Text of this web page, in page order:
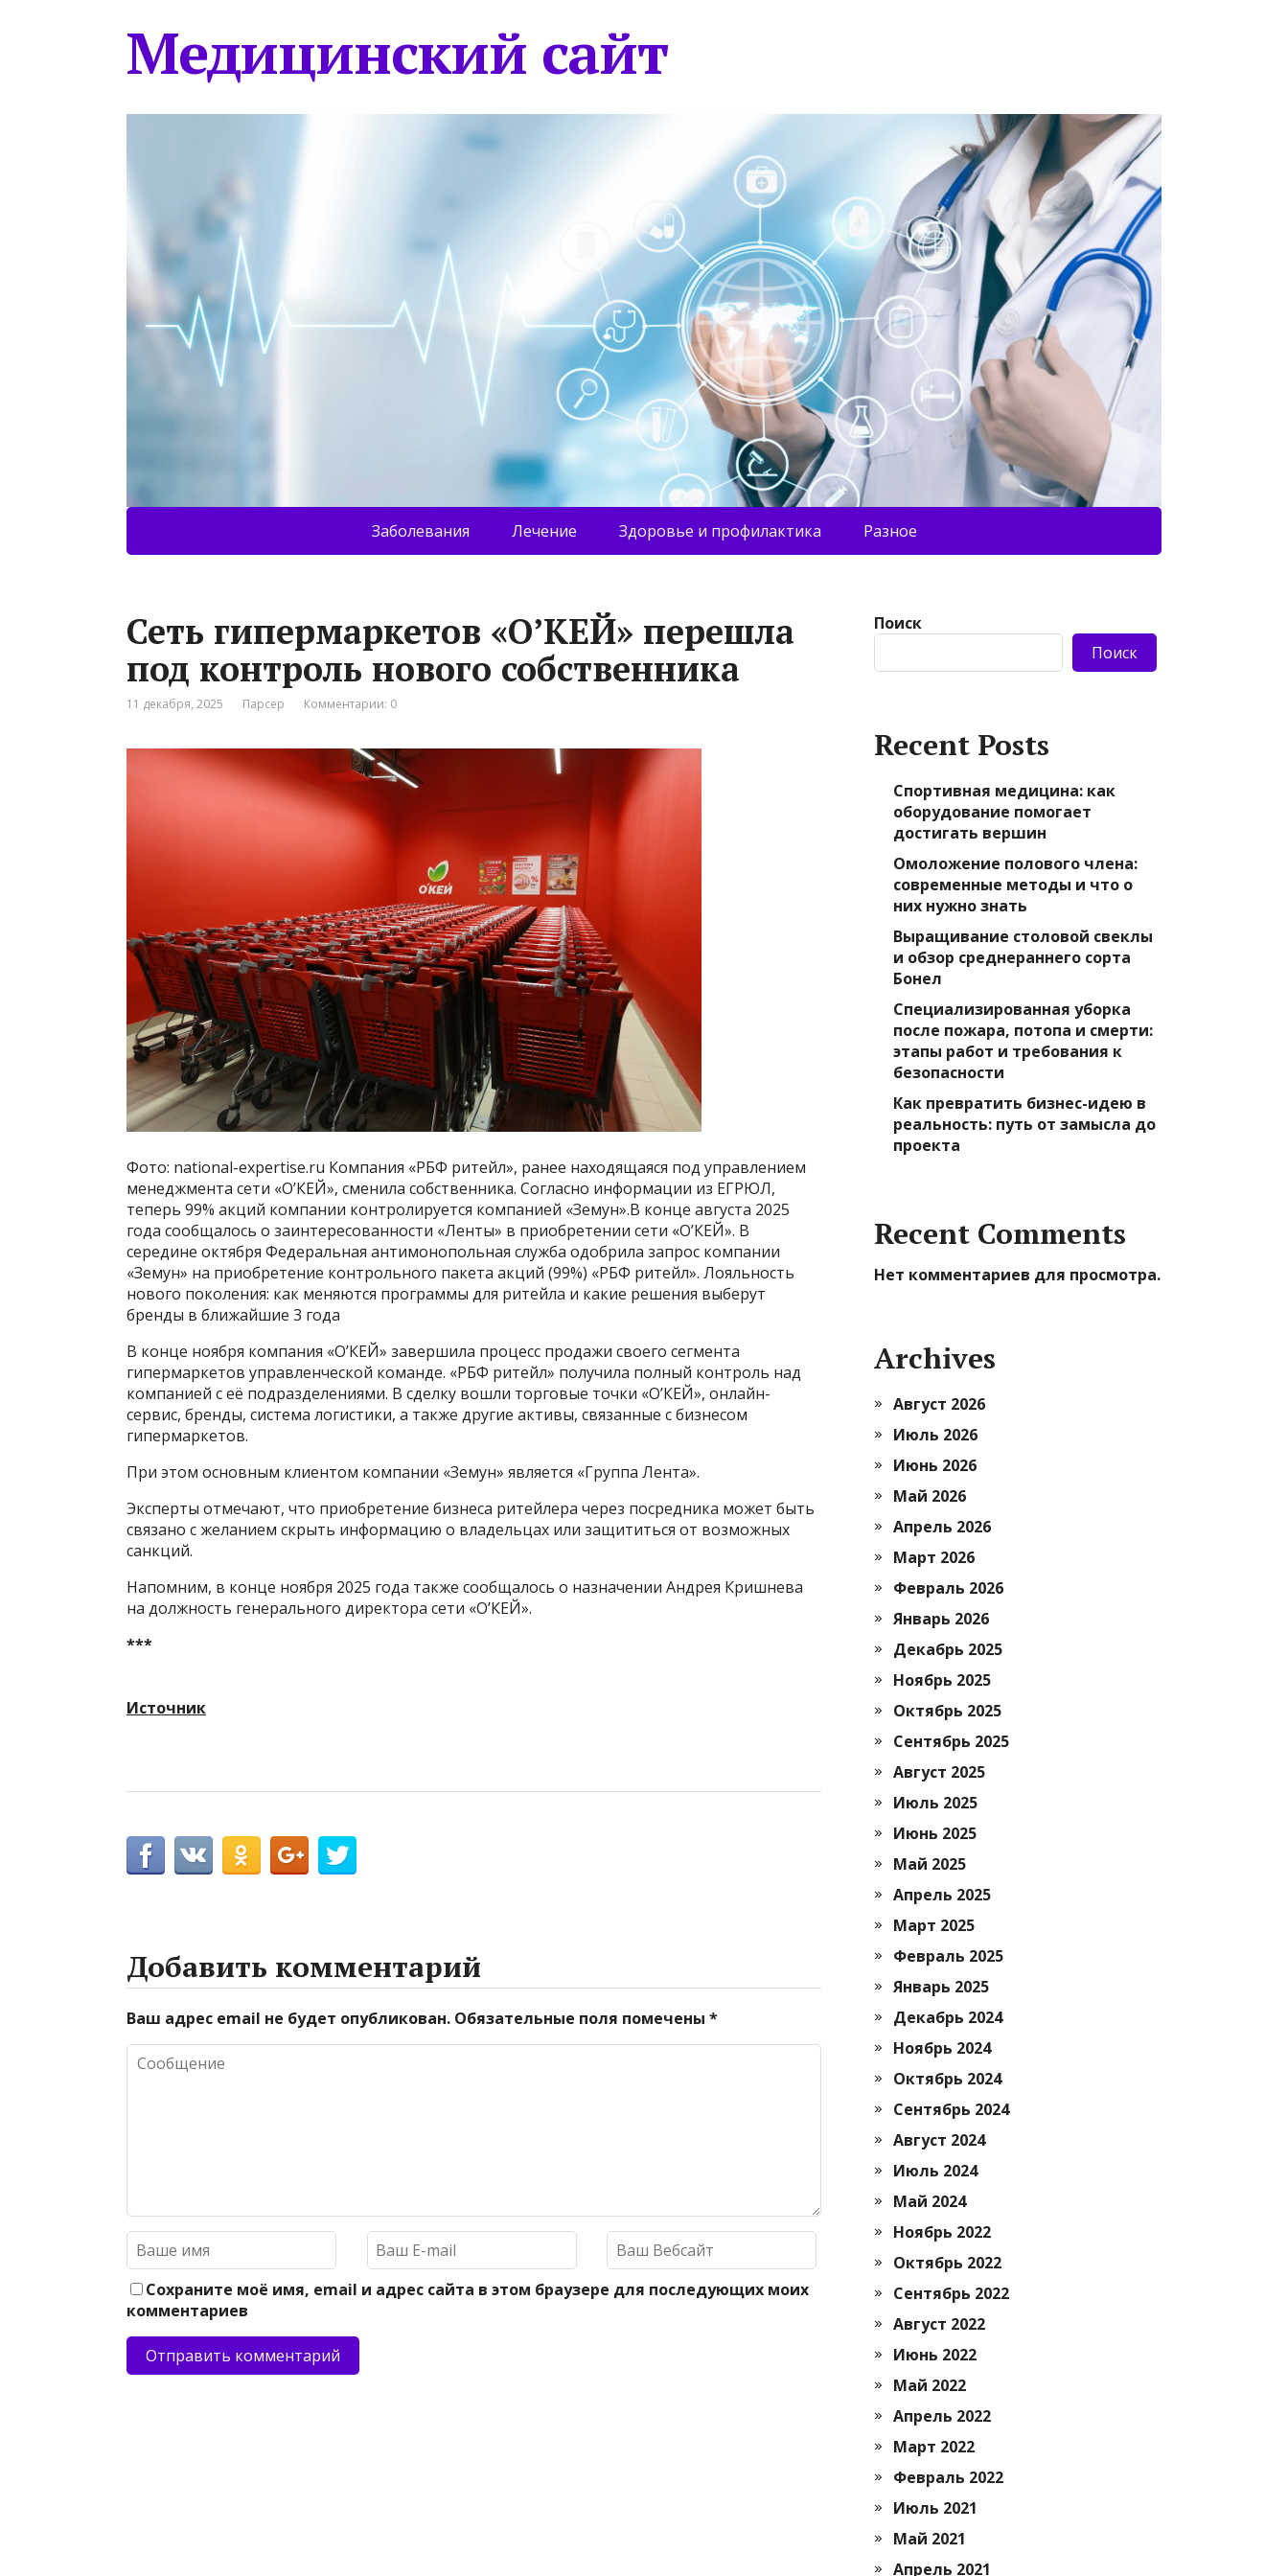
Медицинский сайт
Заболевания Лечение Здоровье и профилактика Разное
Сеть гипермаркетов «О’КЕЙ» перешла
под контроль нового собственника
11 декабря, 2025 Парсер Комментарии: 0
Фото: national-expertise.ru Компания «РБФ ритейл», ранее находящаяся под управлением
менеджмента сети «О’КЕЙ», сменила собственника. Согласно информации из ЕГРЮЛ,
теперь 99% акций компании контролируется компанией «Земун».В конце августа 2025
года сообщалось о заинтересованности «Ленты» в приобретении сети «О’КЕЙ». В
середине октября Федеральная антимонопольная служба одобрила запрос компании
«Земун» на приобретение контрольного пакета акций (99%) «РБФ ритейл». Лояльность
нового поколения: как меняются программы для ритейла и какие решения выберут
бренды в ближайшие 3 года
В конце ноября компания «О’КЕЙ» завершила процесс продажи своего сегмента
гипермаркетов управленческой команде. «РБФ ритейл» получила полный контроль над
компанией с её подразделениями. В сделку вошли торговые точки «О’КЕЙ», онлайн-
сервис, бренды, система логистики, а также другие активы, связанные с бизнесом
гипермаркетов.
При этом основным клиентом компании «Земун» является «Группа Лента».
Эксперты отмечают, что приобретение бизнеса ритейлера через посредника может быть
связано с желанием скрыть информацию о владельцах или защититься от возможных
санкций.
Напомним, в конце ноября 2025 года также сообщалось о назначении Андрея Кришнева
на должность генерального директора сети «О’КЕЙ».
***
Источник
Добавить комментарий
Ваш адрес email не будет опубликован. Обязательные поля помечены *
Сохраните моё имя, email и адрес сайта в этом браузере для последующих моих
комментариев
Поиск
Поиск
Recent Posts
Спортивная медицина: как
оборудование помогает
достигать вершин
Омоложение полового члена:
современные методы и что о
них нужно знать
Выращивание столовой свеклы
и обзор среднераннего сорта
Бонел
Специализированная уборка
после пожара, потопа и смерти:
этапы работ и требования к
безопасности
Как превратить бизнес-идею в
реальность: путь от замысла до
проекта
Recent Comments
Нет комментариев для просмотра.
Archives
Август 2026
Июль 2026
Июнь 2026
Май 2026
Апрель 2026
Март 2026
Февраль 2026
Январь 2026
Декабрь 2025
Ноябрь 2025
Октябрь 2025
Сентябрь 2025
Август 2025
Июль 2025
Июнь 2025
Май 2025
Апрель 2025
Март 2025
Февраль 2025
Январь 2025
Декабрь 2024
Ноябрь 2024
Октябрь 2024
Сентябрь 2024
Август 2024
Июль 2024
Май 2024
Ноябрь 2022
Октябрь 2022
Сентябрь 2022
Август 2022
Июнь 2022
Май 2022
Апрель 2022
Март 2022
Февраль 2022
Июль 2021
Май 2021
Апрель 2021